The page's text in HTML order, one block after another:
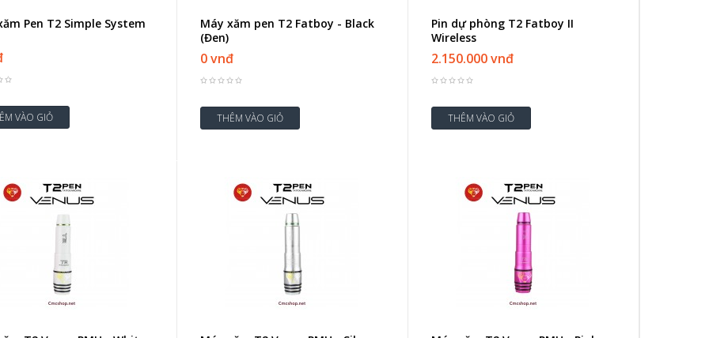
Pen T2 Simple System
Máy xăm pen T2 Fatboy - Black
(Đen)
0 vnđ
Pin dự phòng T2 Fatboy II
Wireless
2.150.000 vnđ